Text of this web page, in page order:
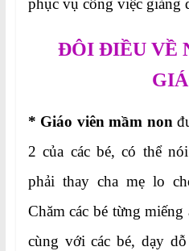
phục vụ công việc giảng
ĐÔI ĐIỀU VỀ
* Giáo viên mầm non
2 của các bé, có thể
phải thay cha mẹ lo
Chăm các bé từng
cùng với các bé, dạy